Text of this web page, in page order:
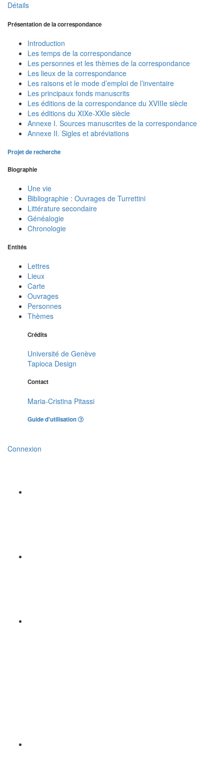
Détails
Présentation de la correspondance
Introduction
Les temps de la correspondance
Les personnes et les thèmes de la correspondance
Les lieux de la correspondance
Les raisons et le mode d’emploi de l’inventaire
Les principaux fonds manuscrits
Les éditions de la correspondance du XVIIIe siècle
Les éditions du XIXe-XXIe siècle
Annexe I. Sources manuscrites de la correspondance
Annexe II. Sigles et abréviations
Projet de recherche
Biographie
Une vie
Bibliographie : Ouvrages de Turrettini
Littérature secondaire
Généalogie
Chronologie
Entités
Lettres
Lieux
Carte
Ouvrages
Personnes
Thèmes
Crédits
Université de Genève
Tapioca Design
Contact
Maria-Cristina Pitassi
Guide d'utilisation
Connexion